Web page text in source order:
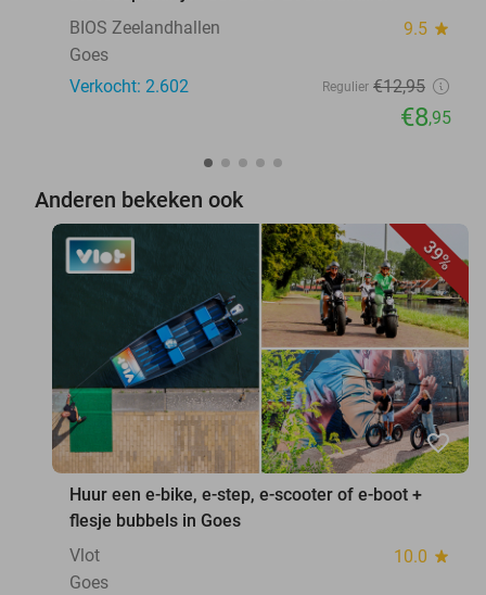
BIOS Zeelandhallen
9.5 star
Goes
Verkocht: 2.602
Regulier €12,95
€8,95
Anderen bekeken ook
39%
favorite_border
Huur een e-bike, e-step, e-scooter of e-boot +
flesje bubbels in Goes
Vlot
10.0 star
Goes